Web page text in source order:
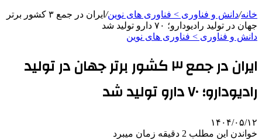
خانه/دانش و فناوری > فناوری های نوین/
ایران در جمع ۳ کشور برتر
جهان در تولید رادیودارو؛ ۷۰ دارو تولید شد
دانش و فناوری > فناوری های نوین
ایران در جمع ۳ کشور برتر جهان در تولید
رادیودارو؛ ۷۰ دارو تولید شد
۱۴۰۴/۰۵/۱۲
خواندن این مطلب 2 دقیقه زمان میبرد